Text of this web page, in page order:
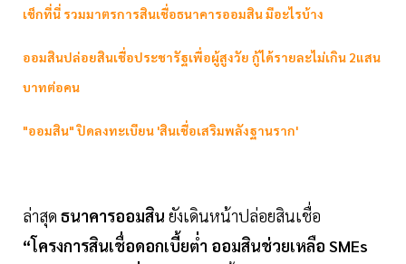
เช็กที่นี่ รวมมาตรการสินเชื่อธนาคารออมสิน มีอะไรบ้าง
ออมสินปล่อยสินเชื่อประชารัฐเพื่อผู้สูงวัย กู้ได้รายละไม่เกิน 2แสน
บาทต่อคน
"ออมสิน" ปิดลงทะเบียน 'สินเชื่อเสริมพลังฐานราก'
ล่าสุด ธนาคารออมสิน ยังเดินหน้าปล่อยสินเชื่อ
“โครงการสินเชื่อดอกเบี้ยต่ำ ออมสินช่วยเหลือ SMEs